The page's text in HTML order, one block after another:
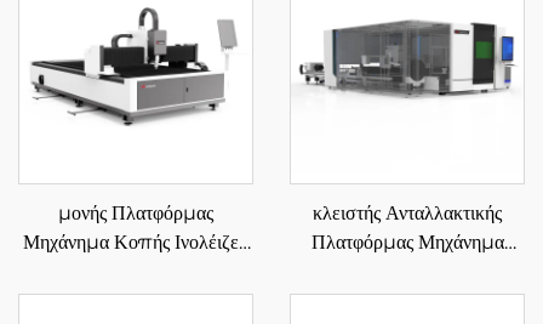
μονής Πλατφόρμας
Μηχάνημα Κοπής Ινολέιζερ
κλειστής Ανταλλακτικής
Πλατφόρμας Μηχάνημα
και Σωληνώσεις 3015HR